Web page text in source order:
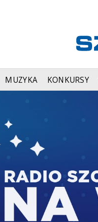
MUZYKA KONKURSY